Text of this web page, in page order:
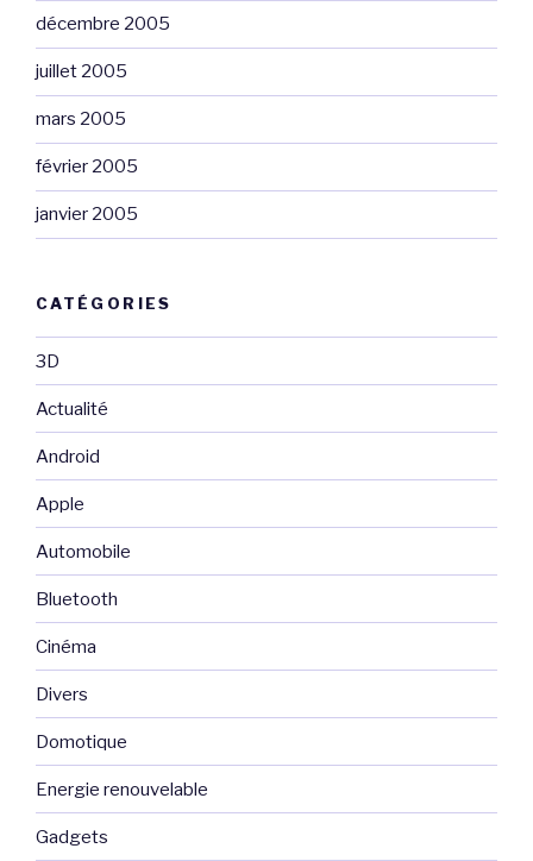
décembre 2005
juillet 2005
mars 2005
février 2005
janvier 2005
CATÉGORIES
3D
Actualité
Android
Apple
Automobile
Bluetooth
Cinéma
Divers
Domotique
Energie renouvelable
Gadgets